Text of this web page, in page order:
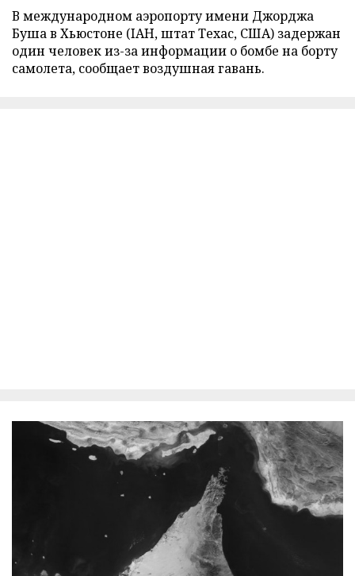
В международном аэропорту имени Джорджа
Буша в Хьюстоне (IAH, штат Техас, США) задержан
один человек из-за информации о бомбе на борту
самолета, сообщает воздушная гавань.